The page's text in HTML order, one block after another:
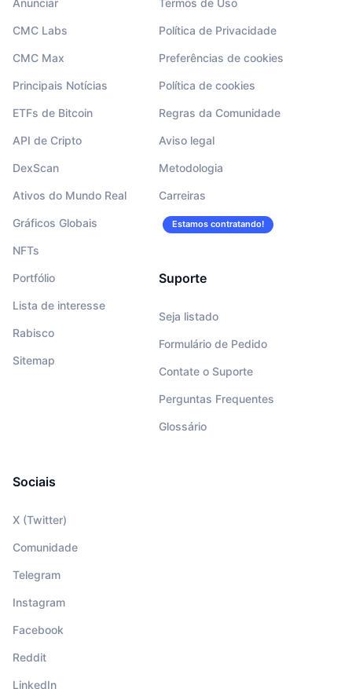
CMC Labs
CMC Max
Principais Notícias
ETFs de Bitcoin
API de Cripto
DexScan
Ativos do Mundo Real
Gráficos Globais
NFTs
Portfólio
Lista de interesse
Rabisco
Sitemap
Política de Privacidade
Preferências de cookies
Política de cookies
Regras da Comunidade
Aviso legal
Metodologia
Carreiras
Estamos contratando!
Suporte
Seja listado
Formulário de Pedido
Contate o Suporte
Perguntas Frequentes
Glossário
Sociais
X (Twitter)
Comunidade
Telegram
Instagram
Facebook
Reddit
LinkedIn